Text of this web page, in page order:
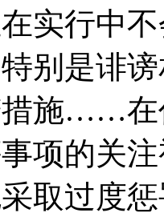
实行中
别是诽
施……在
项的关
取过度